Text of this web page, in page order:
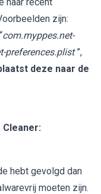
zijn:
com.myppes.net-
preferences.plist ”,
deze naar de
Cleaner:
hebt gevolgd dan
moeten zijn.